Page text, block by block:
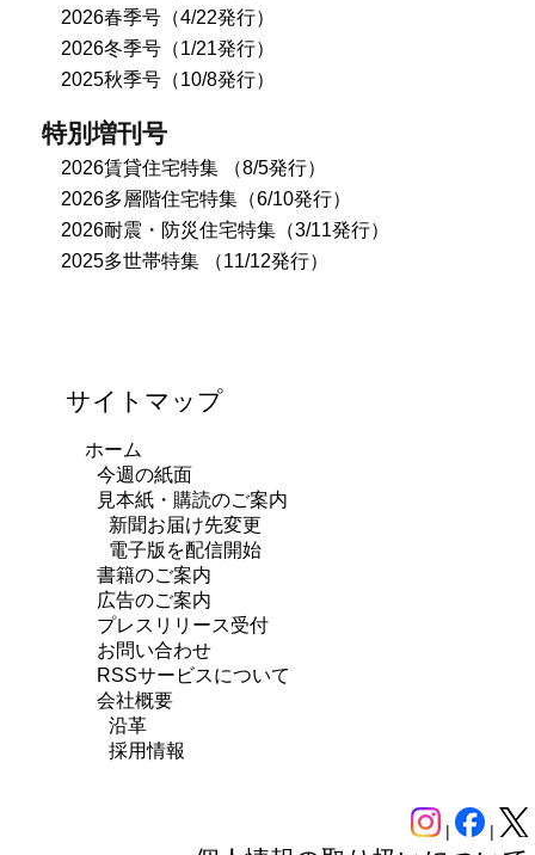
2026春季号（4/22発行）
2026冬季号（1/21発行）
2025秋季号（10/8発行）
特別増刊号
2026賃貸住宅特集 （8/5発行）
2026多層階住宅特集（6/10発行）
2026耐震・防災住宅特集（3/11発行）
2025多世帯特集 （11/12発行）
サイトマップ
ホーム
今週の紙面
見本紙・購読のご案内
新聞お届け先変更
電子版を配信開始
書籍のご案内
広告のご案内
プレスリリース受付
お問い合わせ
RSSサービスについて
会社概要
沿革
採用情報
| |